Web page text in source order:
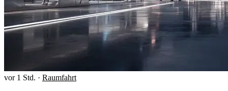
vor 1 Std. · Raumfahrt